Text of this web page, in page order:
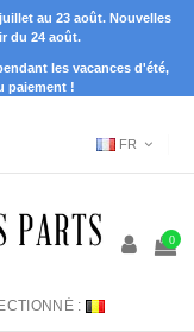
au 23 août. Nouvelles
du 24 août.
les vacances d'été,
paiement !
FR
0
: